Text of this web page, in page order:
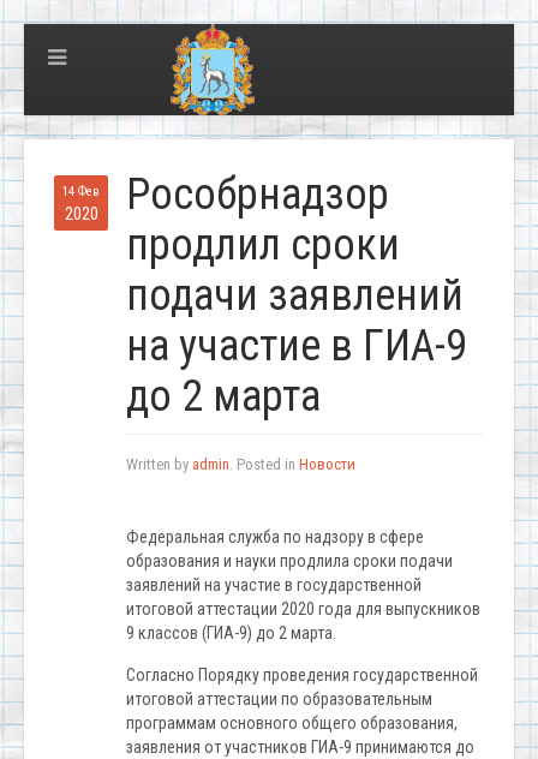
14 Фев
2020
Рособрнадзор
продлил сроки
подачи заявлений
на участие в ГИА-9
до 2 марта
Written by admin. Posted in Новости
Федеральная служба по надзору в сфере
образования и науки продлила сроки подачи
заявлений на участие в государственной
итоговой аттестации 2020 года для выпускников
9 классов (ГИА-9) до 2 марта.
Согласно Порядку проведения государственной
итоговой аттестации по образовательным
программам основного общего образования,
заявления от участников ГИА-9 принимаются до